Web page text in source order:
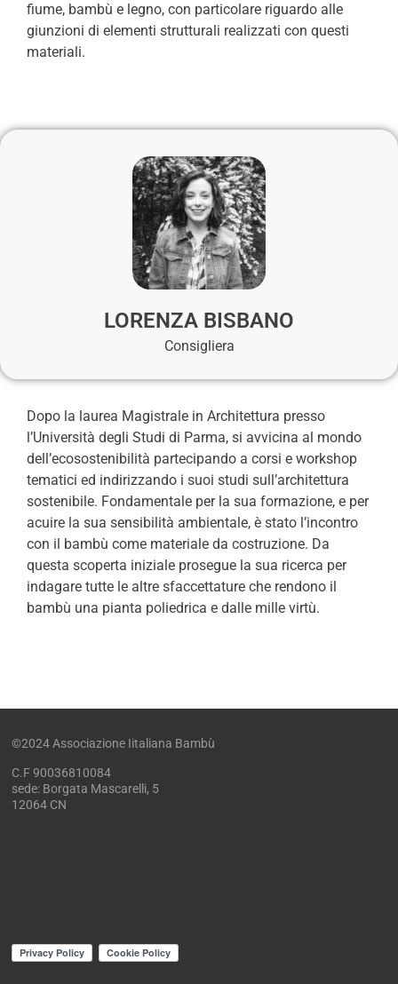
fiume, bambù e legno, con particolare riguardo alle
giunzioni di elementi strutturali realizzati con questi
materiali.
LORENZA BISBANO
Consigliera
Dopo la laurea Magistrale in Architettura presso
l’Università degli Studi di Parma, si avvicina al mondo
dell’ecosostenibilità partecipando a corsi e workshop
tematici ed indirizzando i suoi studi sull’architettura
sostenibile. Fondamentale per la sua formazione, e per
acuire la sua sensibilità ambientale, è stato l’incontro
con il bambù come materiale da costruzione. Da
questa scoperta iniziale prosegue la sua ricerca per
indagare tutte le altre sfaccettature che rendono il
bambù una pianta poliedrica e dalle mille virtù.
©2024 Associazione Iitaliana Bambù
C.F 90036810084
sede: Borgata Mascarelli, 5
12064 CN